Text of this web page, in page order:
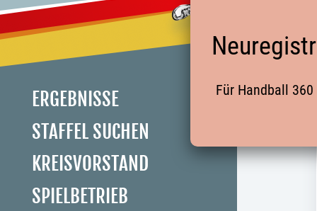
ERGEBNISSE
STAFFEL SUCHEN
KREISVORSTAND
SPIELBETRIEB
Für Handball